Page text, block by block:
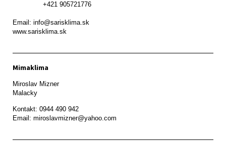
Email: info@sarisklima.sk
www.sarisklima.sk
Mimaklima
Miroslav Mizner
Malacky
Kontakt: 0944 490 942